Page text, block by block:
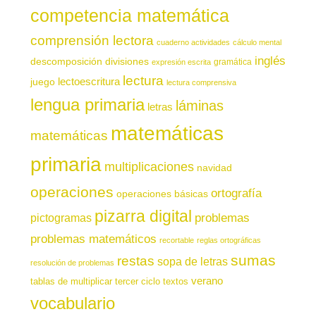
competencia matemática
comprensión lectora cuaderno actividades cálculo mental
descomposición divisiones expresión escrita gramática inglés
juego lectoescritura lectura lectura comprensiva
lengua primaria letras láminas
matemáticas matemáticas
primaria multiplicaciones navidad
operaciones operaciones básicas ortografía
pictogramas pizarra digital problemas
problemas matemáticos recortable reglas ortográficas
resolución de problemas restas sopa de letras sumas
tablas de multiplicar tercer ciclo textos verano
vocabulario